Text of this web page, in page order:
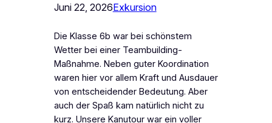
Juni 22, 2026Exkursion
Die Klasse 6b war bei schönstem
Wetter bei einer Teambuilding-
Maßnahme. Neben guter Koordination
waren hier vor allem Kraft und Ausdauer
von entscheidender Bedeutung. Aber
auch der Spaß kam natürlich nicht zu
kurz. Unsere Kanutour war ein voller